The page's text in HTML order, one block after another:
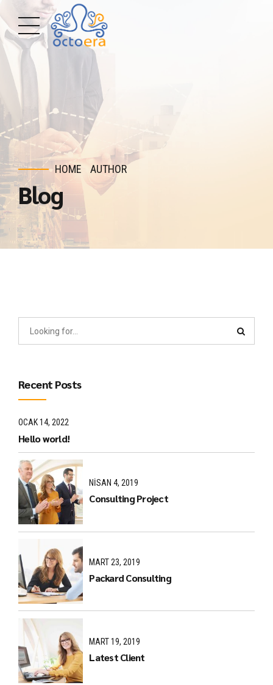
HOME AUTHOR
Blog
Recent Posts
OCAK 14, 2022
Hello world!
NISAN 4, 2019
Consulting Project
MART 23, 2019
Packard Consulting
MART 19, 2019
Latest Client